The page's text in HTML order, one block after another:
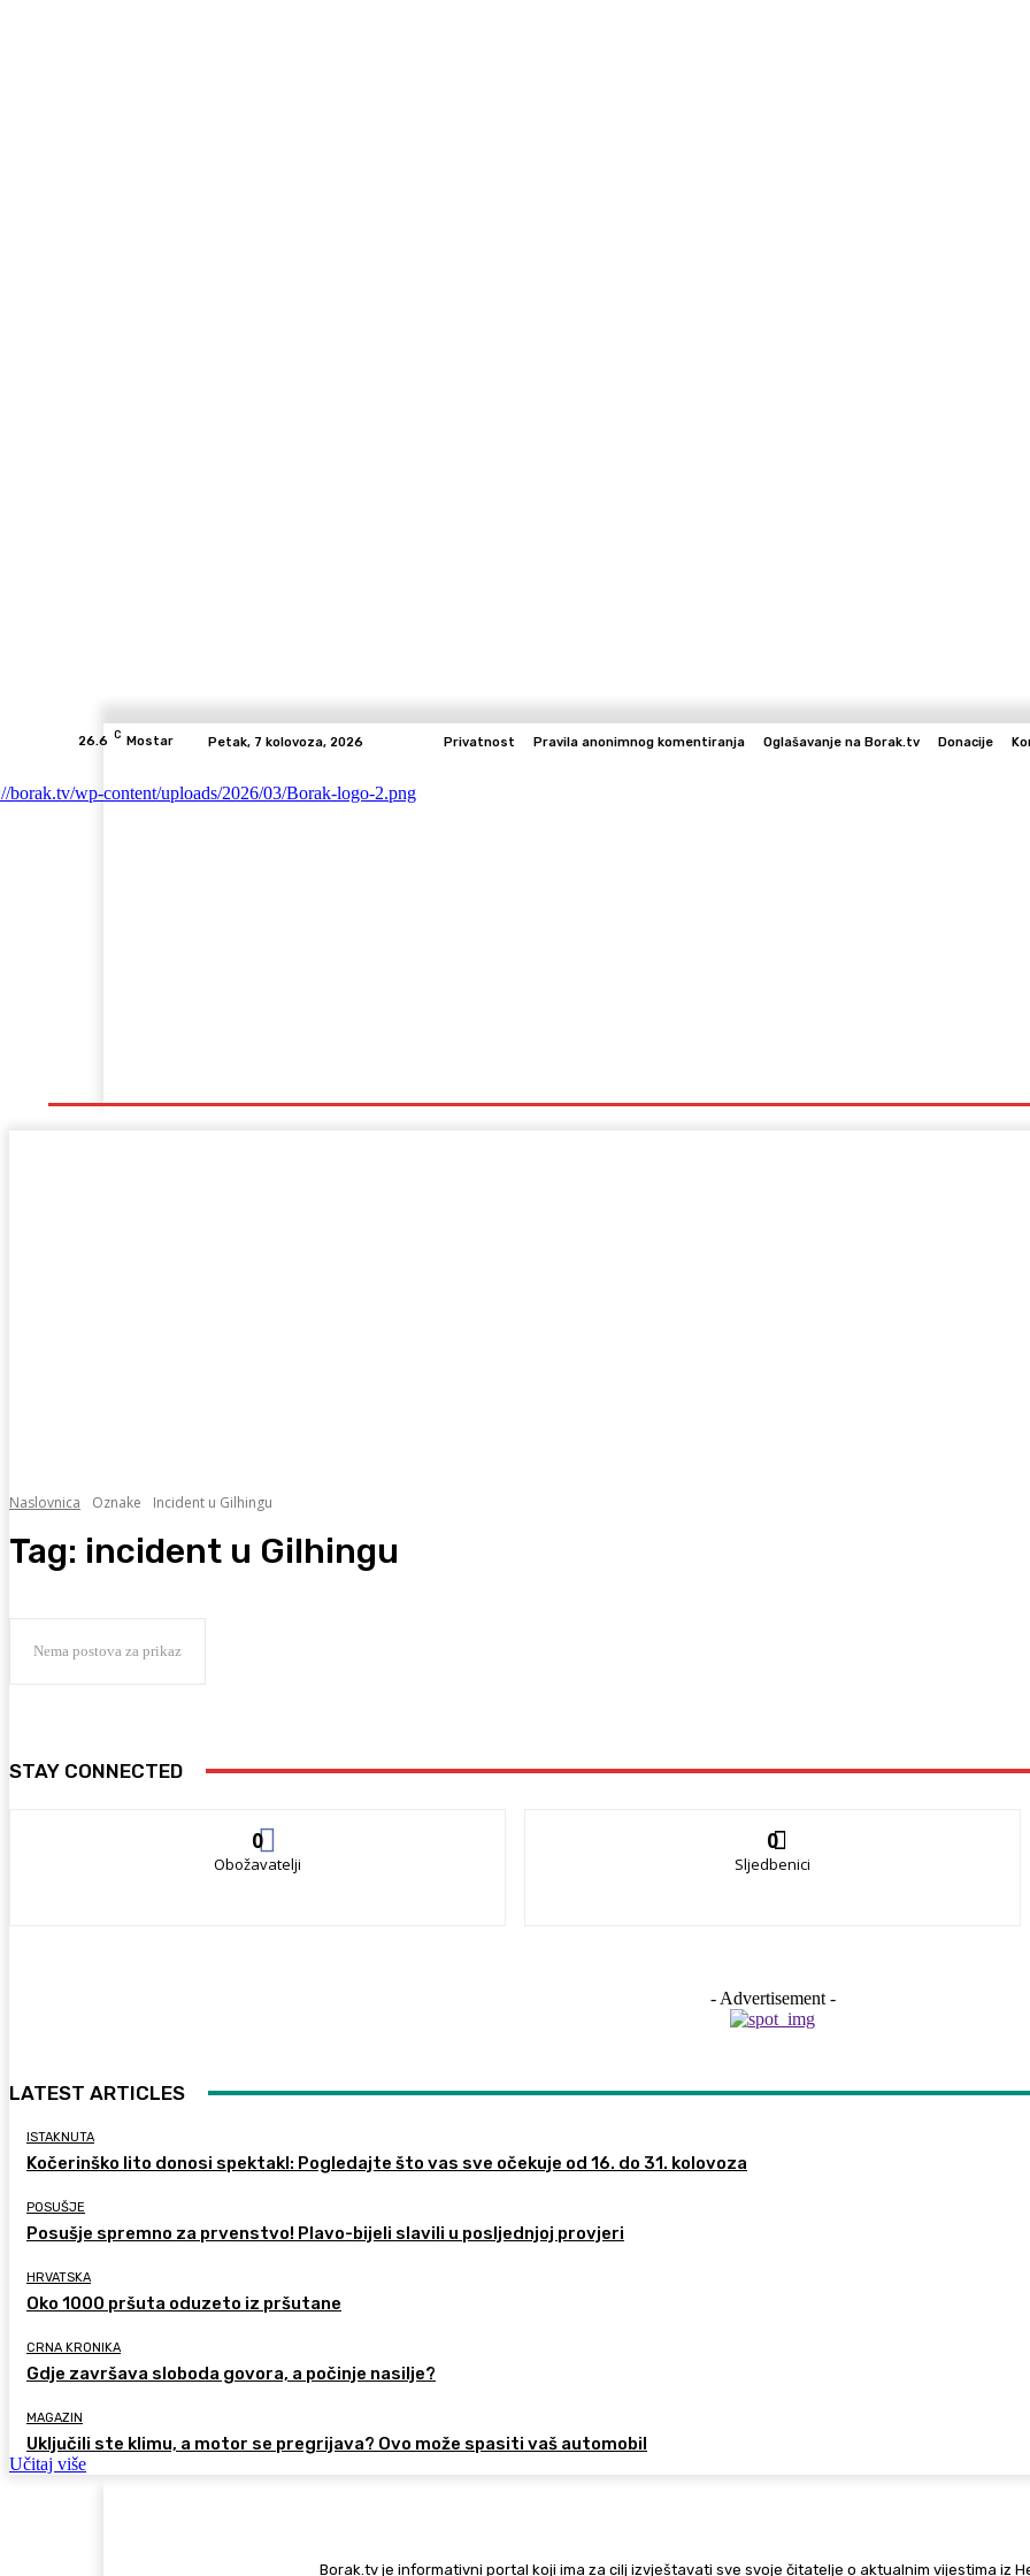
26.6 C Mostar Petak, 7 kolovoza, 2026 Privatnost Pravila anonimnog komentiranja Oglašavanje na Borak.tv Donacije
Naslovnica Oznake Incident u Gilhingu
Tag: incident u Gilhingu
Nema postova za prikaz
STAY CONNECTED
0
Obožavatelji
0
Sljedbenici
- Advertisement -
LATEST ARTICLES
ISTAKNUTA
Kočerinško lito donosi spektakl: Pogledajte što vas sve očekuje od 16. do 31. kolovoza
POSUŠJE
Posušje spremno za prvenstvo! Plavo-bijeli slavili u posljednjoj provjeri
HRVATSKA
Oko 1000 pršuta oduzeto iz pršutane
CRNA KRONIKA
Gdje završava sloboda govora, a počinje nasilje?
MAGAZIN
Uključili ste klimu, a motor se pregrijava? Ovo može spasiti vaš automobil
Učitaj više
Borak.tv je informativni portal koji ima za cilj izvještavati sve svoje čitatelje o aktualnim vijestima iz